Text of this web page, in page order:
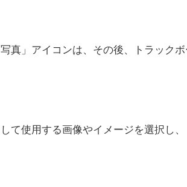
真」アイコンは、その後、トラックボ
て使用する画像やイメージを選択し